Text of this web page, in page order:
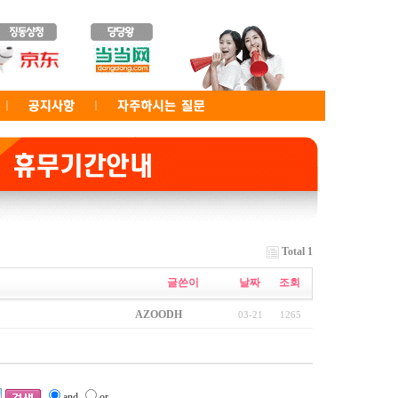
Total 1
글쓴이 날짜 조회
AZOODH 03-21 1265